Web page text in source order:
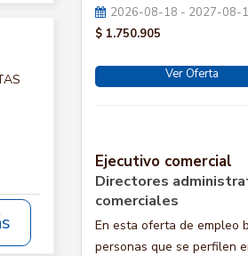
2026-08-18 - 2027-08-
$ 1.750.905
Ver Oferta
Ejecutivo comercial
Directores
comerciales
En esta oferta de empleo
personas que se perfilen